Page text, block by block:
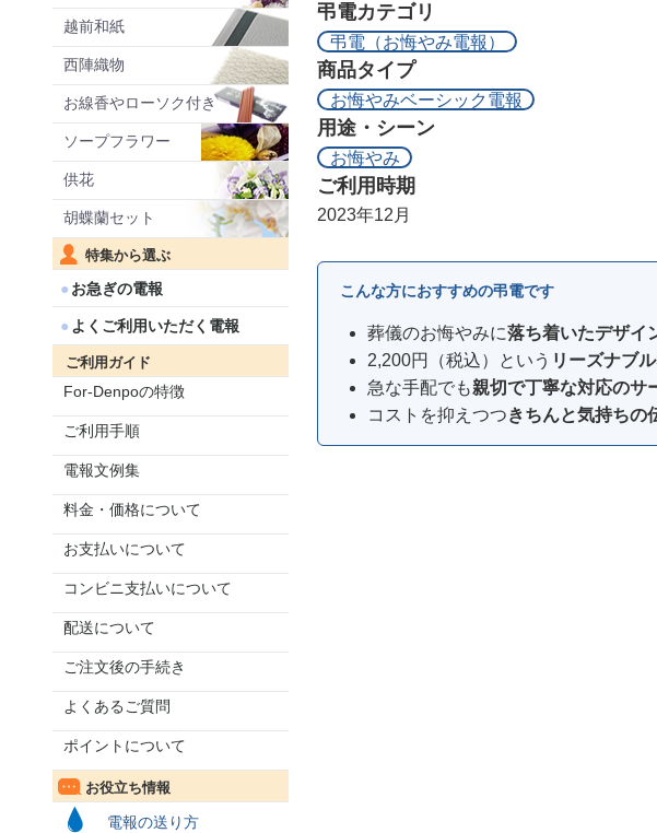
越前和紙
西陣織物
お線香やローソク付き
ソープフラワー
供花
胡蝶蘭セット
特集から選ぶ
お急ぎの電報
よくご利用いただく電報
ご利用ガイド
For-Denpoの特徴
ご利用手順
電報文例集
料金・価格について
お支払いについて
コンビニ支払いについて
配送について
ご注文後の手続き
よくあるご質問
ポイントについて
お役立ち情報
電報の送り方
弔電カテゴリ
弔電（お悔やみ電報）
商品タイプ
お悔やみベーシック電報
用途・シーン
お悔やみ
ご利用時期
2023年12月
こんな方におすすめの弔電です
葬儀のお悔やみに落ち着いたデザイ
2,200円（税込）という リーズナブ
急な手配でも親切で丁寧な対応のサ
コストを抑えつつきちんと気持ちの